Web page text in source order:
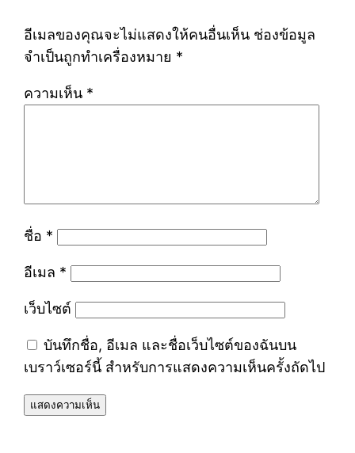
อีเมลของคุณจะไม่แสดงให้คนอื่นเห็น ช่องข้อมูล
จำเป็นถูกทำเครื่องหมาย *
ความเห็น *
ชื่อ *
อีเมล *
เว็บไซต์
บันทึกชื่อ, อีเมล และชื่อเว็บไซต์ของฉันบน
เบราว์เซอร์นี้ สำหรับการแสดงความเห็นครั้งถัดไป